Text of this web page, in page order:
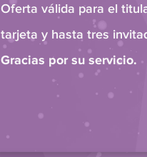
Oferta válida para el
tarjeta y hasta tres
Gracias por su servicio.